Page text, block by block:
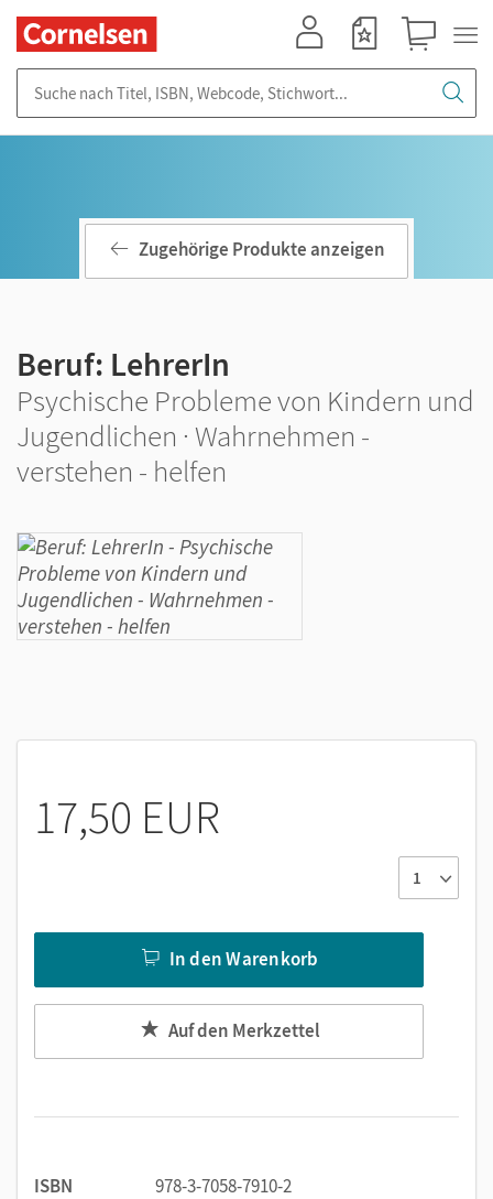
Zugehörige Produkte anzeigen
Beruf: LehrerIn
Psychische Probleme von Kindern und
Jugendlichen · Wahrnehmen -
verstehen - helfen
17,50 EUR
In den Warenkorb
Auf den Merkzettel
ISBN
978-3-7058-7910-2